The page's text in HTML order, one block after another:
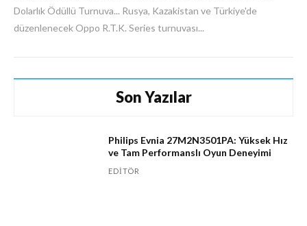
Dolarlık Ödüllü Turnuva... Rusya, Kazakistan ve Türkiye'de
düzenlenecek Oppo R.T.K. Series turnuvası...
Son Yazılar
Philips Evnia 27M2N3501PA: Yüksek Hız
ve Tam Performanslı Oyun Deneyimi
EDITÖR